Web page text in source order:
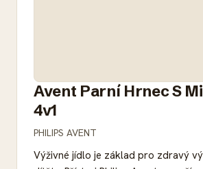
Avent Parní Hrnec S
4v1
PHILIPS AVENT
Výživné jídlo je základ pro zdravý